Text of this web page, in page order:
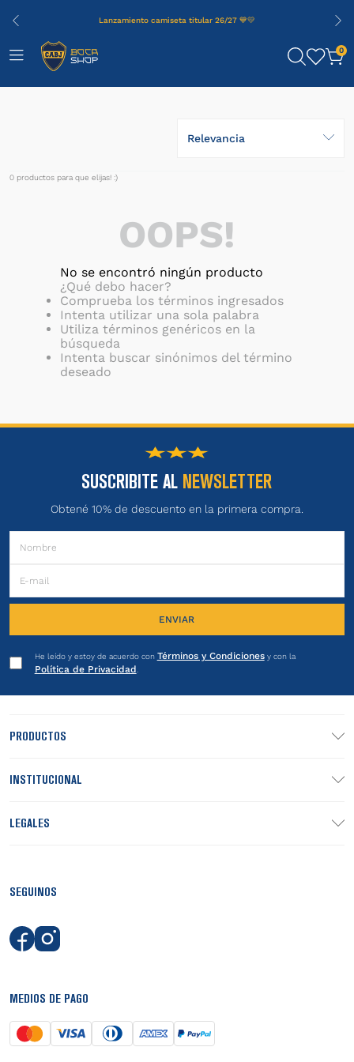
Lanzamiento camiseta titular 26/27 💙💛
0
Relevancia
0 productos
OOPS!
No se encontró ningún producto
¿Qué debo hacer?
Comprueba los términos ingresados
Intenta utilizar una sola palabra
Utiliza términos genéricos en la
búsqueda
Intenta buscar sinónimos del término
deseado
SUSCRIBITE AL NEWSLETTER
Obtené 10% de descuento en la primera compra.
ENVIAR
He leído y estoy de acuerdo con Términos y Condicionesy con la
Política de Privacidad
PRODUCTOS
INSTITUCIONAL
LEGALES
SEGUINOS
MEDIOS DE PAGO